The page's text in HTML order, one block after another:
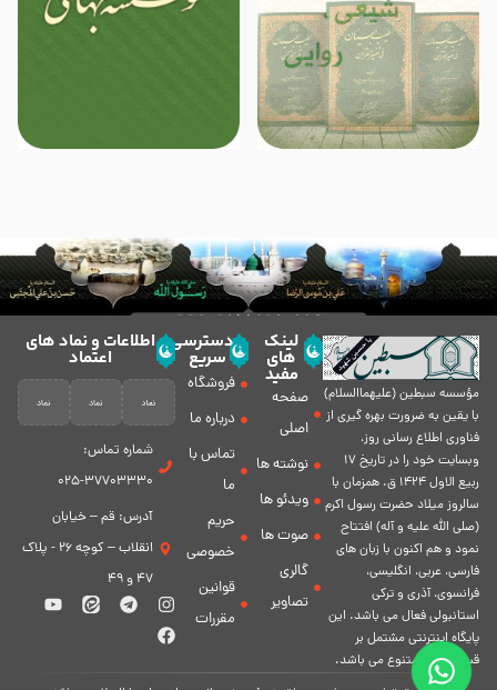
مؤسسه سبطين (عليهماالسلام)
با يقين به ضرورت بهره گیرى از
فناورى اطلاع رسانى روز،
وبسایت خود را در تاريخ 17
ربيع الاول 1424 ق. همزمان با
سالروز ميلاد حضرت رسول اكرم
(صلی الله علیه و آله) افتتاح
نمود و هم اكنون با زبان های
فارسی، عربى، انگلیسی،
فرانسوی، آذری و ترکی
استانبولی فعال مى باشد. اين
پايگاه اينترنتى مشتمل بر
قسمت هاى متنوع مى باشد.
لینک
های
مفید
صفحه
اصلی
نوشته ها
ویدئو ها
صوت ها
گالری
تصاویر
دسترسی
سریع
فروشگاه
درباره ما
تماس با
ما
حریم
خصوصی
قوانین
مقررات
اطلاعات و نماد های
اعتماد
شماره تماس:
37703330-025
آدرس: قم – خیابان
انقلاب – کوچه 26 - پلاک
47 و 49